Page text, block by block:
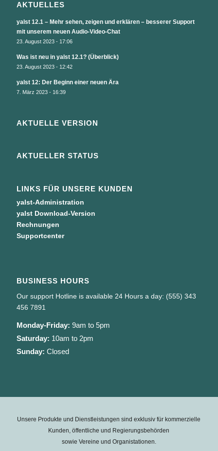
AKTUELLES
yalst 12.1 – Mehr sehen, zeigen und erklären – besserer Support
mit unserem neuen Audio-Video-Chat
23. August 2023 - 17:06
Was ist neu in yalst 12.1? (Überblick)
23. August 2023 - 12:42
yalst 12: Der Beginn einer neuen Ära
7. März 2023 - 16:39
AKTUELLE VERSION
AKTUELLER STATUS
LINKS FÜR UNSERE KUNDEN
yalst-Administration
yalst Download-Version
Rechnungen
Supportcenter
BUSINESS HOURS
Our support Hotline is available 24 Hours a day: (555) 343
456 7891
Monday-Friday: 9am to 5pm
Saturday: 10am to 2pm
Sunday: Closed
Unsere Produkte und Dienstleistungen sind exklusiv für kommerzielle
Kunden, öffentliche und Regierungsbehörden
sowie Vereine und Organistationen.